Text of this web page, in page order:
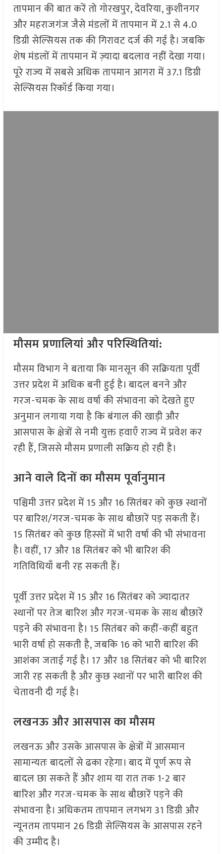
तापमान की बात करें तो गोरखपुर, देवरिया, कुशीनगर
और महराजगंज जैसे मंडलों में तापमान में 2.1 से 4.0
डिग्री सेल्सियस तक की गिरावट दर्ज की गई है। जबकि
शेष मंडलों में तापमान में ज़्यादा बदलाव नहीं देखा गया।
पूरे राज्य में सबसे अधिक तापमान आगरा में 37.1 डिग्री
सेल्सियस रिकॉर्ड किया गया।
मौसम प्रणालियां और परिस्थितियां:
मौसम विभाग ने बताया कि मानसून की सक्रियता पूर्वी
उत्तर प्रदेश में अधिक बनी हुई है। बादल बनने और
गरज-चमक के साथ वर्षा की संभावना को देखते हुए
अनुमान लगाया गया है कि बंगाल की खाड़ी और
आसपास के क्षेत्रों से नमी युक्त हवाएँ राज्य में प्रवेश कर
रही हैं, जिससे मौसम प्रणाली सक्रिय हो रही है।
आने वाले दिनों का मौसम पूर्वानुमान
पश्चिमी उत्तर प्रदेश में 15 और 16 सितंबर को कुछ स्थानों
पर बारिश/गरज-चमक के साथ बौछारें पड़ सकती हैं।
15 सितंबर को कुछ हिस्सों में भारी वर्षा की भी संभावना
है। वहीं, 17 और 18 सितंबर को भी बारिश की
गतिविधियाँ बनी रह सकती हैं।
पूर्वी उत्तर प्रदेश में 15 और 16 सितंबर को ज्यादातर
स्थानों पर तेज बारिश और गरज-चमक के साथ बौछारें
पड़ने की संभावना है। 15 सितंबर को कहीं-कहीं बहुत
भारी वर्षा हो सकती है, जबकि 16 को भारी बारिश की
आशंका जताई गई है। 17 और 18 सितंबर को भी बारिश
जारी रह सकती है और कुछ स्थानों पर भारी बारिश की
चेतावनी दी गई है।
लखनऊ और आसपास का मौसम
लखनऊ और उसके आसपास के क्षेत्रों में आसमान
सामान्यतः बादलों से ढका रहेगा। बाद में पूर्ण रूप से
बादल छा सकते हैं और शाम या रात तक 1-2 बार
बारिश और गरज-चमक के साथ बौछारें पड़ने की
संभावना है। अधिकतम तापमान लगभग 31 डिग्री और
न्यूनतम तापमान 26 डिग्री सेल्सियस के आसपास रहने
की उम्मीद है।